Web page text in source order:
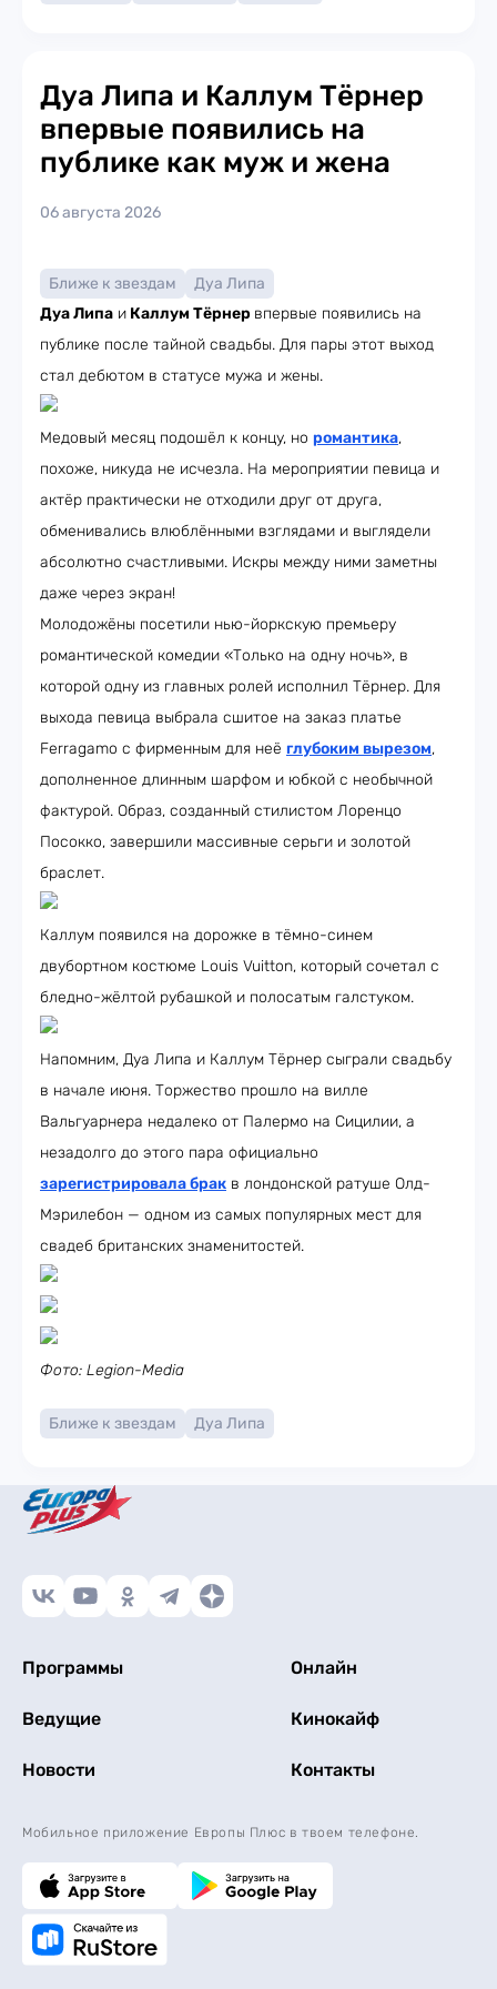
Дуа Липа и Каллум Тёрнер
впервые появились на
публике как муж и жена
06 августа 2026
Ближе к звездам
Дуа Липа
Дуа Липа и Каллум Тёрнер впервые появились на
публике после тайной свадьбы. Для пары этот выход
стал дебютом в статусе мужа и жены.
Медовый месяц подошёл к концу, но романтика,
похоже, никуда не исчезла. На мероприятии певица и
актёр практически не отходили друг от друга,
обменивались влюблёнными взглядами и выглядели
абсолютно счастливыми. Искры между ними заметны
даже через экран!
Молодожёны посетили нью-йоркскую премьеру
романтической комедии «Только на одну ночь», в
которой одну из главных ролей исполнил Тёрнер. Для
выхода певица выбрала сшитое на заказ платье
Ferragamo с фирменным для неё глубоким вырезом,
дополненное длинным шарфом и юбкой с необычной
фактурой. Образ, созданный стилистом Лоренцо
Посокко, завершили массивные серьги и золотой
браслет.
Каллум появился на дорожке в тёмно-синем
двубортном костюме Louis Vuitton, который сочетал с
бледно-жёлтой рубашкой и полосатым галстуком.
Напомним, Дуа Липа и Каллум Тёрнер сыграли свадьбу
в начале июня. Торжество прошло на вилле
Вальгуарнера недалеко от Палермо на Сицилии, а
незадолго до этого пара официально
зарегистрировала брак в лондонской ратуше Олд-
Мэрилебон — одном из самых популярных мест для
свадеб британских знаменитостей.
Фото: Legion-Media
Ближе к звездам Дуа Липа
Программы Онлайн
Ведущие Кинокайф
Новости Контакты
Мобильное приложение Европы Плюс в твоем телефоне.